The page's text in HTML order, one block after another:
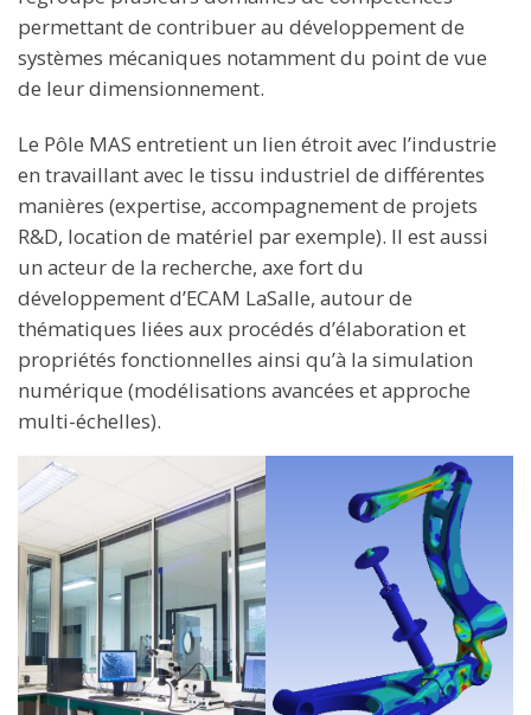
permettant de contribuer au développement de
systèmes mécaniques notamment du point de vue
de leur dimensionnement.
Le Pôle MAS entretient un lien étroit avec l’industrie
en travaillant avec le tissu industriel de différentes
manières (expertise, accompagnement de projets
R&D, location de matériel par exemple). Il est aussi
un acteur de la recherche, axe fort du
développement d’ECAM LaSalle, autour de
thématiques liées aux procédés d’élaboration et
propriétés fonctionnelles ainsi qu’à la simulation
numérique (modélisations avancées et approche
multi-échelles).